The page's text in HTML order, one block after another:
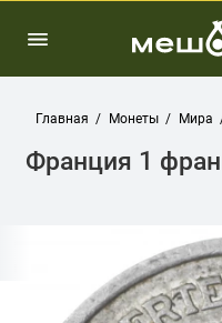
Главная Монеты Мира
Франция 1